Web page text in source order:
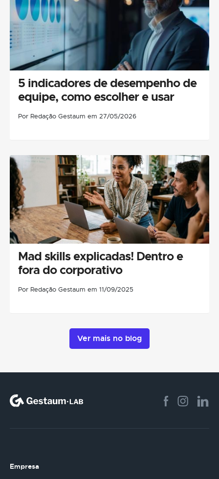
5 indicadores de desempenho de
equipe, como escolher e usar
Por Redação Gestaum em 27/05/2026
Mad skills explicadas! Dentro e
fora do corporativo
Por Redação Gestaum em 11/09/2025
Ver mais no blog
Empresa